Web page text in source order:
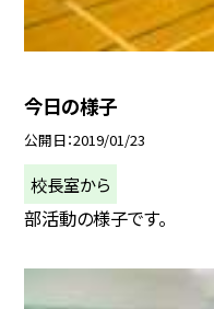
今日の様子
公開日 2019/01/23
校長室から
部活動の様子です。